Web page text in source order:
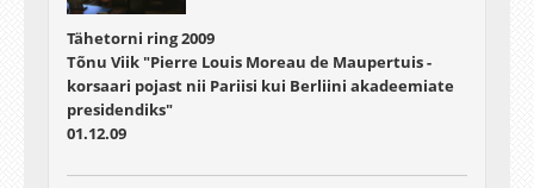
Tähetorni ring 2009
Tõnu Viik "Pierre Louis Moreau de Maupertuis -
korsaari pojast nii Pariisi kui Berliini akadeemiate
presidendiks"
01.12.09